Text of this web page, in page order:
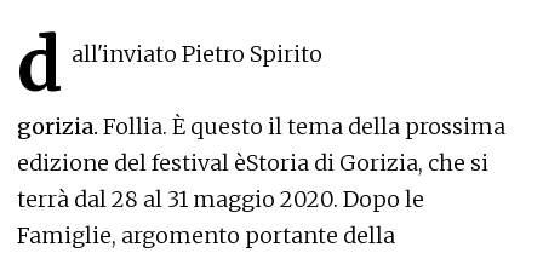
d all'inviato Pietro Spirito
gorizia. Follia. È questo il tema della prossima
edizione del festival èStoria di Gorizia, che si
terrà dal 28 al 31 maggio 2020. Dopo le
Famiglie, argomento portante della